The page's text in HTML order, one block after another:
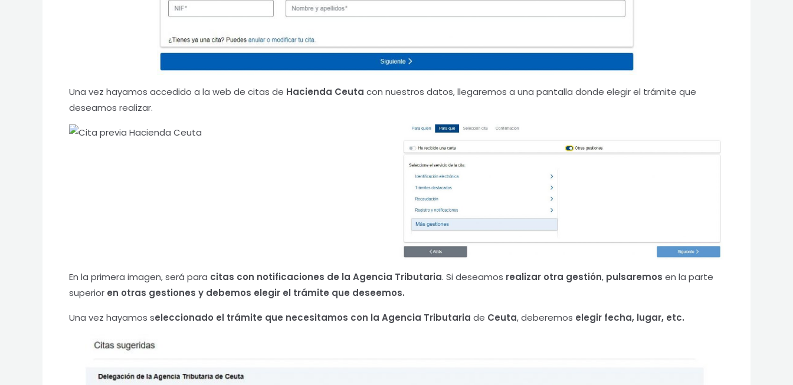
Una vez hayamos accedido a la web de citas de Hacienda Ceuta con nuestros datos, llegaremos a una pantalla donde elegir el trámite que
deseamos realizar.
En la primera imagen, será para citas con notificaciones de la Agencia Tributaria. Si deseamos realizar otra gestión, pulsaremos en la parte
superior en otras gestiones y debemos elegir el trámite que deseemos.
Una vez hayamos seleccionado el trámite que necesitamos con la Agencia Tributaria de Ceuta, deberemos elegir fecha, lugar, etc.